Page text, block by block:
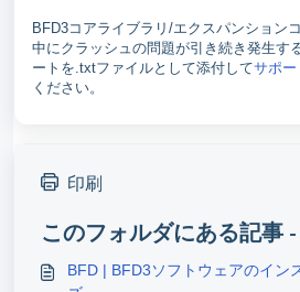
BFD3コアライブラリ/エクスパンション
中にクラッシュの問題が引き続き発生す
ートを.txtファイルとして添付してサポー
ください。
印刷
このフォルダにある記事 -
BFD | BFD3ソフトウェアのイン